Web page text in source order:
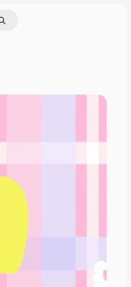
検索
検索